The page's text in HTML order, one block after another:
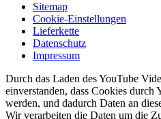
Sitemap
Cookie-Einstellungen
Lieferkette
Datenschutz
Impressum
Durch das Laden des YouTube
einverstanden, dass Cookies durch
werden, und dadurch Daten an
Wir verarbeiten die Daten um die